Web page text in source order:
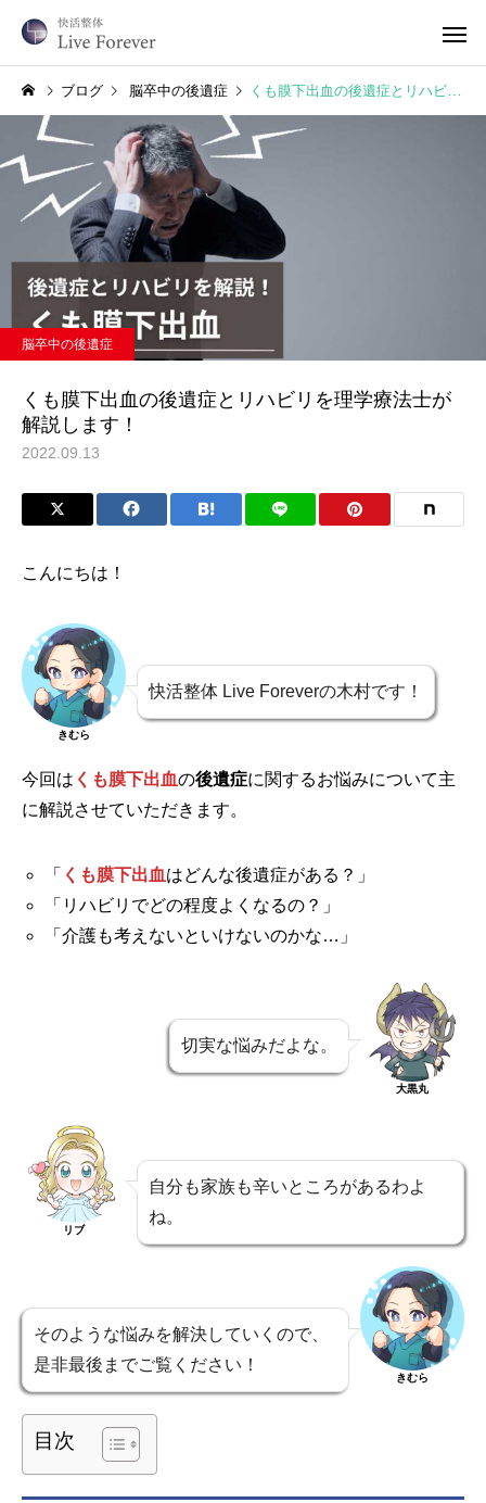
ブログ 脳卒中の後遺症 くも膜下出血の後遺症とリハビリを理学療法士が解説します！
脳卒中の後遺症
くも膜下出血の後遺症とリハビリを理学療法士が
解説します！
2022.09.13
こんにちは！
きむら
快活整体 Live Foreverの木村です！
今回は くも膜下出血の後遺症に関するお悩みについて主
に解説させていただきます。
「 くも膜下出血はどんな後遺症がある？」
「リハビリでどの程度よくなるの？」
「介護も考えないといけないのかな…」
切実な悩みだよな。
大黒丸
リブ
自分も家族も辛いところがあるわよ
ね。
そのような悩みを解決していくので、
是非最後までご覧ください！
きむら
目次